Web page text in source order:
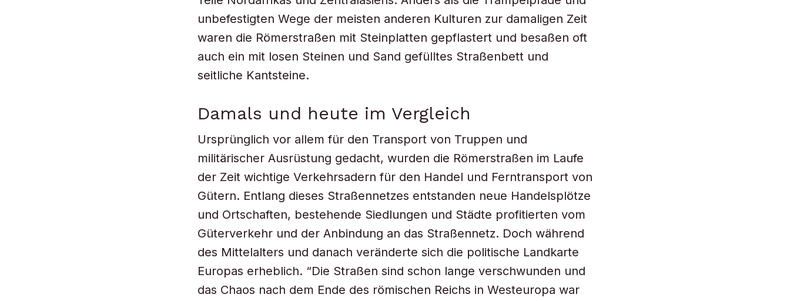
unbefestigten Wege der meisten anderen Kulturen zur damaligen Zeit
waren die Römerstraßen mit Steinplatten gepflastert und besaßen oft
auch ein mit losen Steinen und Sand gefülltes Straßenbett und
seitliche Kantsteine.
Damals und heute im Vergleich
Ursprünglich vor allem für den Transport von Truppen und
militärischer Ausrüstung gedacht, wurden die Römerstraßen im Laufe
der Zeit wichtige Verkehrsadern für den Handel und Ferntransport von
Gütern. Entlang dieses Straßennetzes entstanden neue Handelsplötze
und Ortschaften, bestehende Siedlungen und Städte profitierten vom
Güterverkehr und der Anbindung an das Straßennetz. Doch während
des Mittelalters und danach veränderte sich die politische Landkarte
Europas erheblich. “Die Straßen sind schon lange verschwunden und
das Chaos nach dem Ende des römischen Reichs in Westeuropa war